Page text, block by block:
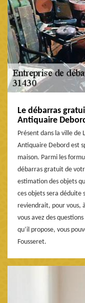
Le débarras
Antiquaire
Présent dans la ville de
Antiquaire Debord est
maison. Parmi les
débarras gratuit de
estimation des objets
ces objets sera déduite
reviendrait, pour vous,
vous avez des
qu’il propose, vous
Fousseret.